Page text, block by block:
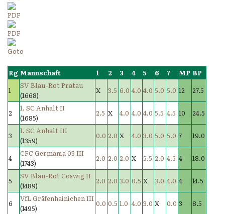
Rg Mannschaft 1 2 3 4 5 6 7 MP BP
1
SV Blau-Rot Pratau
(1668)
X 3.5 6.0 4.0 4.0 5.0 5.0 12 27.5
2
1. SC Anhalt II
(1685)
2.5 X 4.0 4.0 4.0 5.5 4.5 10 24.5
3
1. SC Anhalt III
(1359)
0.0 2.0 X 4.0 3.0 5.0 5.0 7 19.0
4
CFC Germania 03 III
(1743)
2.0 2.0 2.0 X 5.5 2.0 4.5 4 18.0
5
SV Blau-Rot Coswig II
(1489)
2.0 2.0 3.0 0.5 X 3.0 4.0 4 14.5
6
VfL Gräfenhainichen III
(1495)
0.0 0.5 1.0 4.0 3.0 X 0.0 3 8.5